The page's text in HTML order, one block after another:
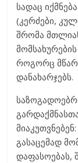
სადაც
(კერძები,
შრომა
როგორც
დანახარჯებს.
გასაცემად
დაფასოებას,